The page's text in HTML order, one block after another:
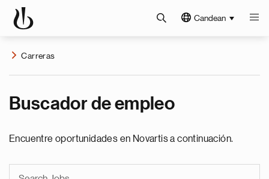
Candean
Carreras
Buscador de empleo
Encuentre oportunidades en Novartis a continuación.